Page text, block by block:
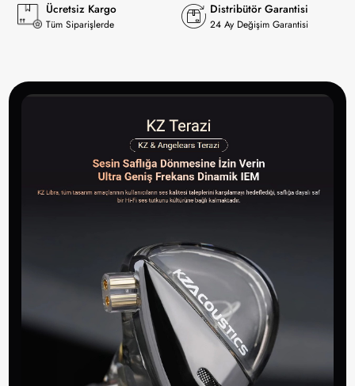
Ücretsiz Kargo
Tüm Siparişlerde
Distribütör Garantisi
24 Ay Değişim Garantisi